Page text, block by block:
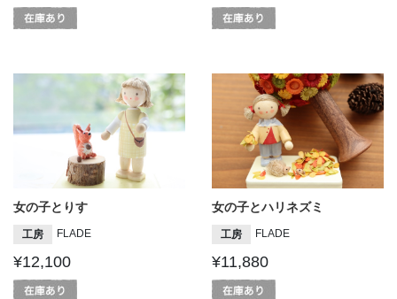
女の子とりす
工房 FLADE
¥12,100
女の子とハリネズミ
工房 FLADE
¥11,880